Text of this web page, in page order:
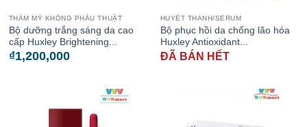
THẨM MỸ KHÔNG PHẪU THUẬT
Bộ dưỡng trắng sáng da cao
cấp Huxley Brightening...
₫1,200,000
HUYẾT THANH/SERUM
Bộ phục hồi da chống lão hóa
Huxley Antioxidant...
ĐÃ BÁN HẾT